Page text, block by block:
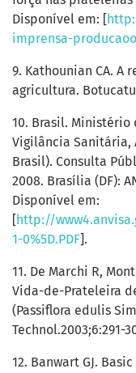
Disponível em: [
imprensa-
9. Kathounian CA. A
agricultura.
10. Brasil. Ministério
Vigilância Sanitária,
Brasil). Consulta
2008. Brasília (DF):
Disponível em:
[ http://
1-0%5D.PDF].
11. De Marchi R,
Vida-de-Prateleira
(Passiflora edulis
Technol.2003;6:291-
12. Banwart GJ.